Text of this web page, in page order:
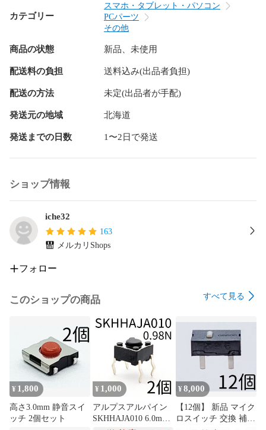
カテゴリー
スマホ・タブレット・パソコン
PCパーツ
その他
商品の状態 新品、未使用
配送料の負担 送料込み(出品者負担)
配送の方法 未定(出品者が手配)
発送元の地域 北海道
発送までの日数 1〜2日で発送
ショップ情報
iche32
163
メルカリShops
フォロー
このショップの商品 すべて見る
¥ 1,800
高さ3.0mm 静音スイ
ッチ 2個セット
¥ 1,000
アルプスアルパイン
SKHHAJA010 6.0mm
¥8,000
【12個】 新品 マイク
ロスイッチ 交換 補修